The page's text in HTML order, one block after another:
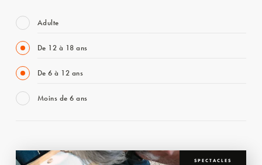
Adulte
De 12 à 18 ans
De 6 à 12 ans
Moins de 6 ans
SPECTACLES